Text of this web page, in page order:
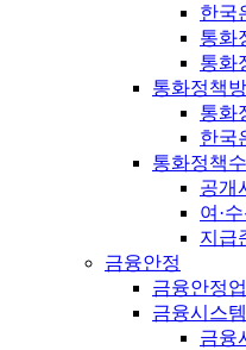
한국
통화
통화
통화정책
통화
한국
통화정책
공개
여·
지급
금융안정
금융안정
금융시스템
금융